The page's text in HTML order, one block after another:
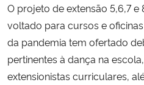
O projeto de extensão 5,6,7 e
voltado para cursos e
da pandemia tem ofertado
pertinentes à dança na
extensionistas curriculares,